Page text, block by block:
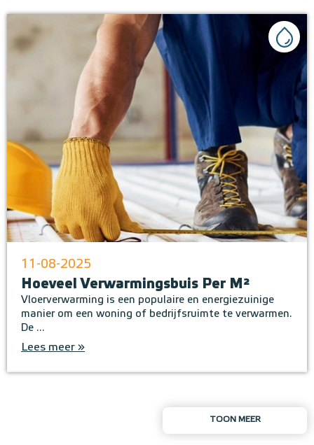
11-08-2025
Hoeveel Verwarmingsbuis Per M²
Vloerverwarming is een populaire en energiezuinige
manier om een woning of bedrijfsruimte te verwarmen.
De ...
Lees meer »
TOON MEER